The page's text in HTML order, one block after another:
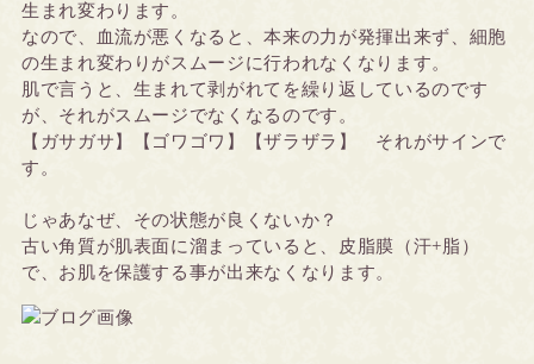
生まれ変わります。
なので、血流が悪くなると、本来の力が発揮出来ず、細胞
の生まれ変わりがスムージに行われなくなります。
肌で言うと、生まれて剥がれてを繰り返しているのです
が、それがスムージでなくなるのです。
【ガサガサ】【ゴワゴワ】【ザラザラ】 それがサインで
す。
じゃあなぜ、その状態が良くないか？
古い角質が肌表面に溜まっていると、皮脂膜（汗+脂）
で、お肌を保護する事が出来なくなります。